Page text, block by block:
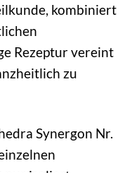
kombiniert
Rezeptur vereint
zu
Synergon Nr.